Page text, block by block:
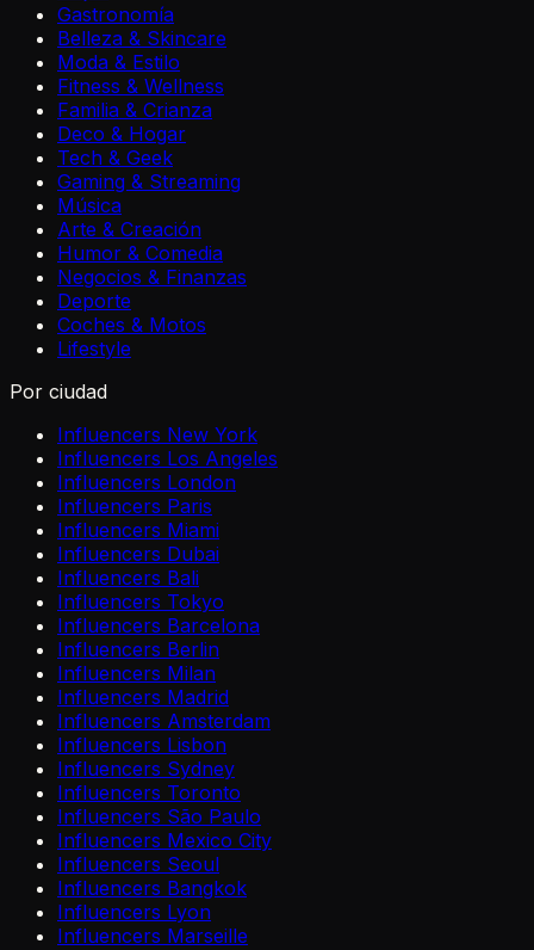
Gastronomía
Belleza & Skincare
Moda & Estilo
Fitness & Wellness
Familia & Crianza
Deco & Hogar
Tech & Geek
Gaming & Streaming
Música
Arte & Creación
Humor & Comedia
Negocios & Finanzas
Deporte
Coches & Motos
Lifestyle
Por ciudad
Influencers New York
Influencers Los Angeles
Influencers London
Influencers Paris
Influencers Miami
Influencers Dubai
Influencers Bali
Influencers Tokyo
Influencers Barcelona
Influencers Berlin
Influencers Milan
Influencers Madrid
Influencers Amsterdam
Influencers Lisbon
Influencers Sydney
Influencers Toronto
Influencers São Paulo
Influencers Mexico City
Influencers Seoul
Influencers Bangkok
Influencers Lyon
Influencers Marseille